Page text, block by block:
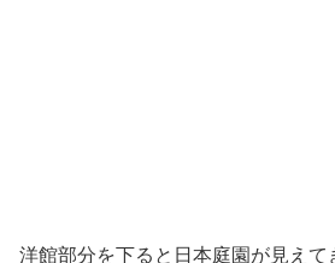
洋館部分を下ると日本庭園が見え